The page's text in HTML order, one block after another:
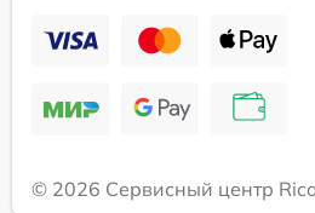
© 2026 Сервисный центр